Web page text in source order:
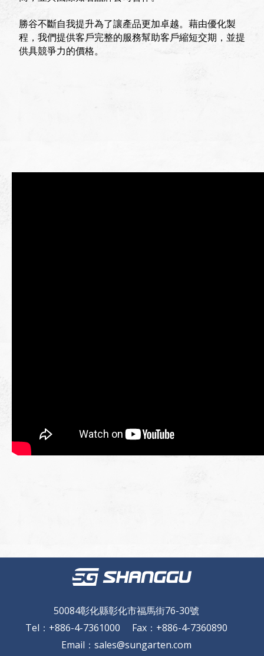
勝谷不斷自我提升為了讓產品更加卓越。藉由優化製
程，我們提供客戶完整的服務幫助客戶縮短交期，並提
供具競爭力的價格。
50084彰化縣彰化市福馬街76-30號
Tel ： +886-4-7361000 Fax： +886-4-7360890
Email ： sales@sungarten.com